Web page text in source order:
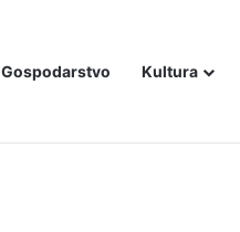
Gospodarstvo Kultura